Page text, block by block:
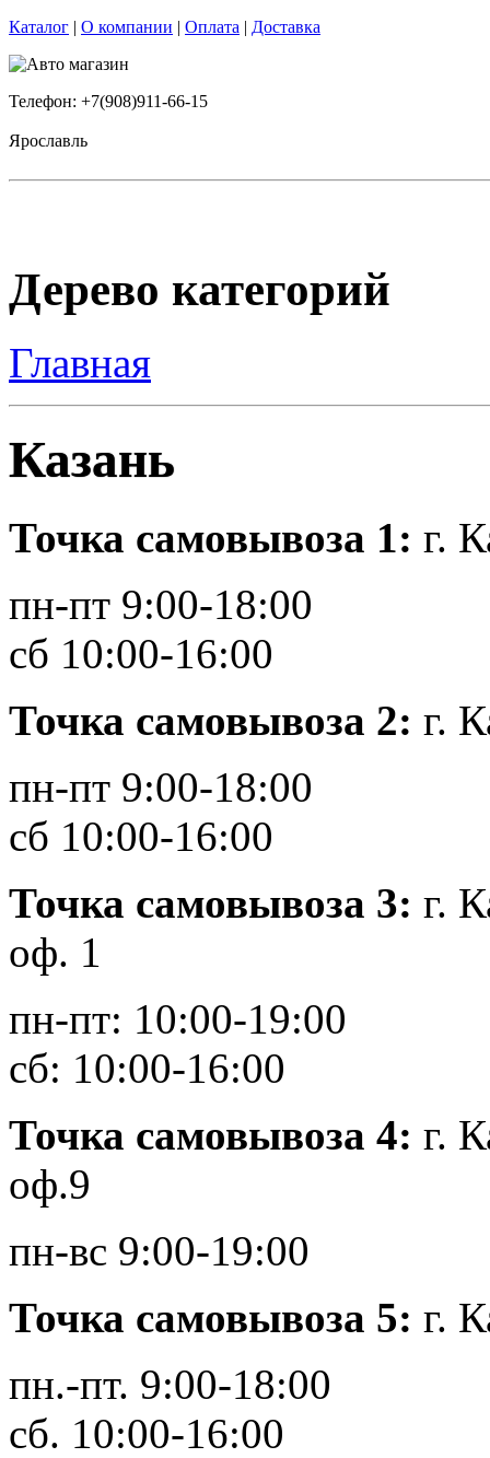
Каталог | О компании | Оплата | Доставка
Телефон: +7(908)911-66-15
Ярославль
Дерево категорий
Главная
Казань
Точка самовывоза 1: г.
пн-пт 9:00-18:00
сб 10:00-16:00
Точка самовывоза 2: г.
пн-пт 9:00-18:00
сб 10:00-16:00
Точка самовывоза 3: г.
оф. 1
пн-пт: 10:00-19:00
сб: 10:00-16:00
Точка самовывоза 4: г.
оф.9
пн-вс 9:00-19:00
Точка самовывоза 5: г.
пн.-пт. 9:00-18:00
сб. 10:00-16:00